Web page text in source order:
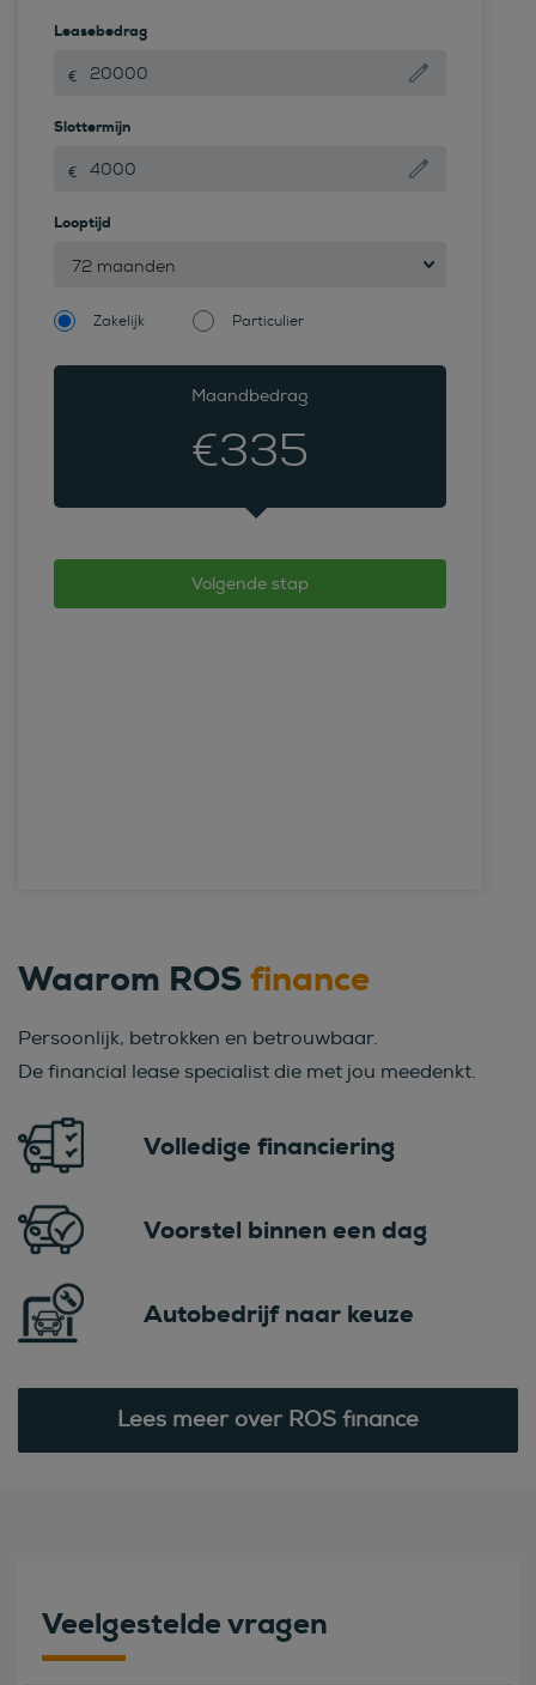
Leasebedrag
Slottermijn
Looptijd
72 maanden
Zakelijk Particulier
Maandbedrag
€335
Waarom ROSfinance
Persoonlijk, betrokken en betrouwbaar.
De financial lease specialist die met jou meedenkt.
Volledige financiering
Voorstel binnen een dag
Autobedrijf naar keuze
Lees meer over ROS finance
Veelgestelde vragen